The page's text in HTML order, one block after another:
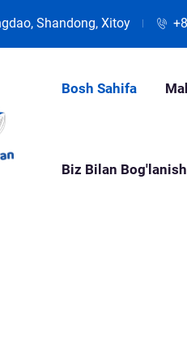
Shandong, Xitoy
Bosh Sahifa
Biz Bilan Bog'lanish